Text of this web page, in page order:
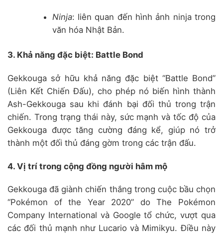
Ninja: liên quan đến hình ảnh ninja trong
văn hóa Nhật Bản.
3. Khả năng đặc biệt: Battle Bond
Gekkouga sở hữu khả năng đặc biệt “Battle Bond”
(Liên Kết Chiến Đấu), cho phép nó biến hình thành
Ash-Gekkouga sau khi đánh bại đối thủ trong trận
chiến. Trong trạng thái này, sức mạnh và tốc độ của
Gekkouga được tăng cường đáng kể, giúp nó trở
thành một đối thủ đáng gờm trong các trận đấu.
4. Vị trí trong cộng đồng người hâm mộ
Gekkouga đã giành chiến thắng trong cuộc bầu chọn
“Pokémon of the Year 2020” do The Pokémon
Company International và Google tổ chức, vượt qua
các đối thủ mạnh như Lucario và Mimikyu. Điều này